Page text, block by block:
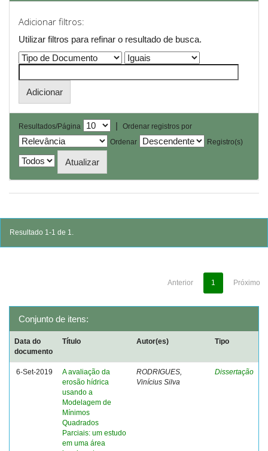
Adicionar filtros:
Utilizar filtros para refinar o resultado de busca.
Resultados/Página |
Ordenar registros por
Ordenar
Registro(s)
Resultado 1-1 de 1.
Anterior 1 Próximo
Conjunto de itens:
Data do
documento
Título Autor(es) Tipo
6-Set-2019
A avaliação da
erosão hídrica
usando a
Modelagem de
Mínimos
Quadrados
Parciais: um estudo
em uma área
RODRIGUES,
Vinícius Silva
Dissertação